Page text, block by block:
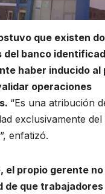
que existen
del banco
haber inducido al
operaciones
“Es una atribución
exclusivamente
enfatizó.
el propio gerente
de que trabajadores